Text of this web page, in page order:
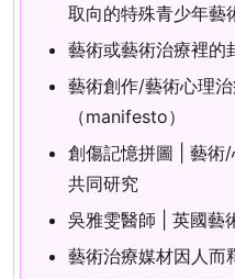
取向的特殊青少年藝
藝術或藝術治療裡的
藝術創作/藝術心理
（manifesto）
創傷記憶拼圖 | 藝術
共同研究
吳雅雯醫師 | 英國藝
藝術治療媒材因人而